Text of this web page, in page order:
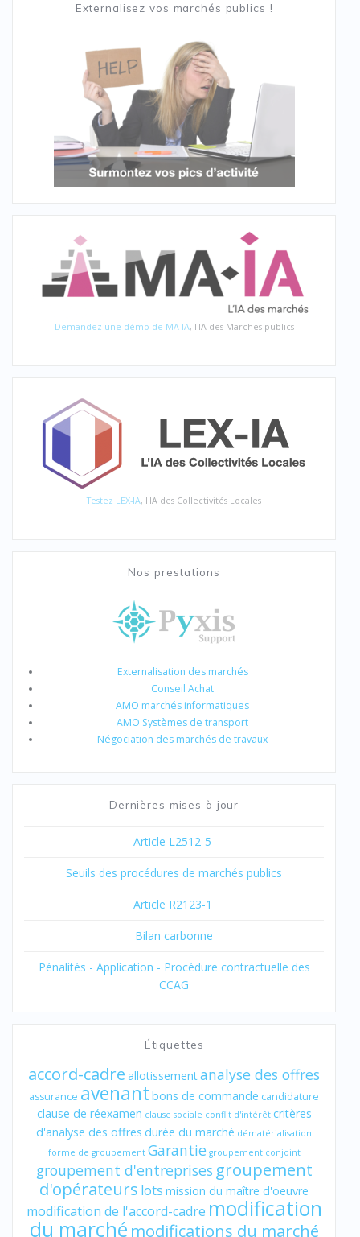
Externalisez vos marchés publics !
Demandez une démo de MA-IA, l'IA des Marchés publics
Testez LEX-IA, l'IA des Collectivités Locales
Nos prestations
Externalisation des marchés
Conseil Achat
AMO marchés informatiques
AMO Systèmes de transport
Négociation des marchés de travaux
Dernières mises à jour
Article L2512-5
Seuils des procédures de marchés publics
Article R2123-1
Bilan carbonne
Pénalités - Application - Procédure contractuelle des
CCAG
Étiquettes
accord-cadre allotissementanalyse des offres
assurance avenant bons de commande candidature
clause de réexamen clause sociale conflit d'intérêt critères
d'analyse des offres durée du marché dématérialisation
forme de groupement Garantie groupement conjoint
groupement d'entreprises groupement
d'opérateurs lots mission du maître d'oeuvre
modification de l'accord-cadre modification
du marché modifications du marché